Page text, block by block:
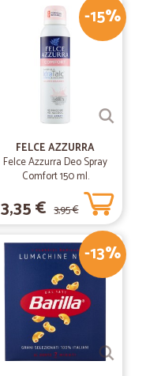
-15%
FELCE AZZURRA
Felce Azzurra Deo Spray
Comfort 150 ml.
3,35 € 3,95 €
-13%